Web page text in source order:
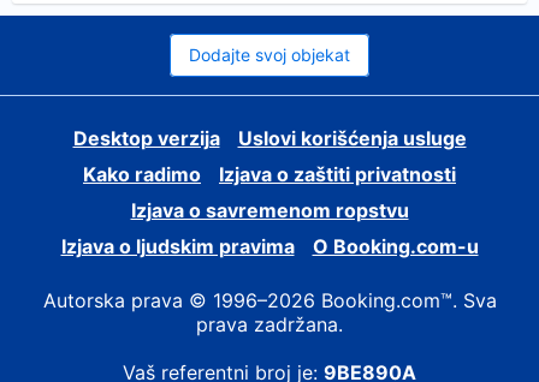
Dodajte svoj objekat
Desktop verzija
Uslovi korišćenja usluge
Kako radimo
Izjava o zaštiti privatnosti
Izjava o savremenom ropstvu
Izjava o ljudskim pravima
О Booking.com-u
Autorska prava © 1996–2026 Booking.com™. Sva
prava zadržana.
Vaš referentni broj je: 9BE890A